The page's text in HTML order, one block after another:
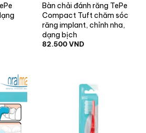
Bàn chải đánh răng TePe
Compact Tuft chăm sóc
răng implant, chỉnh nha,
dạng bịch
82.500VND